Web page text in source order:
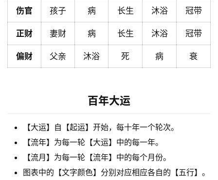
命
理
A
务
登录 注册
伤官 孩子 病 长生 沐浴 冠带
正财 妻财 病 长生 沐浴 冠带
偏财 父亲 沐浴 死 病 衰
百年大运
【大运】自【起运】开始，每十年一个轮次。
【流年】为每一轮【大运】中的每一年。
【流月】为每一轮【流年】中的每个月份。
图表中的【文字颜色】分别对应相应各自的【五行】。